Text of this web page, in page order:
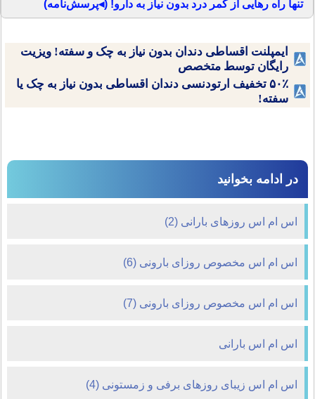
تنها راه رهایی از کمر درد بدون نیاز به دارو! (◂پرسش‌نامه)
ایمپلنت اقساطی دندان بدون نیاز به چک و سفته! ویزیت
رایگان توسط متخصص
۵۰٪ تخفیف ارتودنسی دندان اقساطی بدون نیاز به چک یا
سفته!
در ادامه بخوانید
اس ام اس روزهای بارانی (2)
اس ام اس مخصوص روزای بارونی (6)
اس ام اس مخصوص روزای بارونی (7)
اس ام اس بارانی
اس ام اس زیبای روزهای برفی و زمستونی (4)